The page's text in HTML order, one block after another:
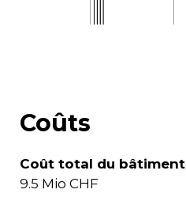
Coûts
Coût total du bâtiment
9.5 Mio CHF